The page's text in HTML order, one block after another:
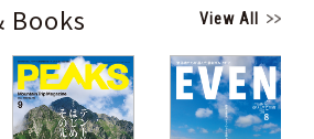
Books View All